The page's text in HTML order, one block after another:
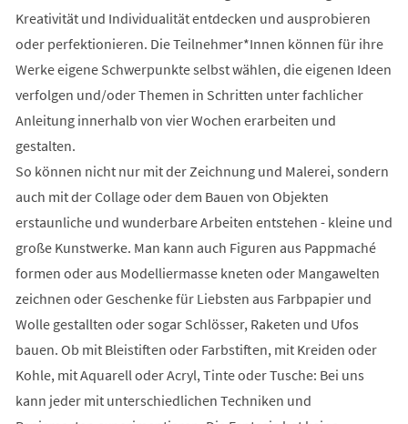
Kreativität und Individualität entdecken und ausprobieren
oder perfektionieren. Die Teilnehmer*Innen können für ihre
Werke eigene Schwerpunkte selbst wählen, die eigenen Ideen
verfolgen und/oder Themen in Schritten unter fachlicher
Anleitung innerhalb von vier Wochen erarbeiten und
gestalten.
So können nicht nur mit der Zeichnung und Malerei, sondern
auch mit der Collage oder dem Bauen von Objekten
erstaunliche und wunderbare Arbeiten entstehen - kleine und
große Kunstwerke. Man kann auch Figuren aus Pappmaché
formen oder aus Modelliermasse kneten oder Mangawelten
zeichnen oder Geschenke für Liebsten aus Farbpapier und
Wolle gestallten oder sogar Schlösser, Raketen und Ufos
bauen. Ob mit Bleistiften oder Farbstiften, mit Kreiden oder
Kohle, mit Aquarell oder Acryl, Tinte oder Tusche: Bei uns
kann jeder mit unterschiedlichen Techniken und